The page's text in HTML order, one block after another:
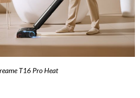
T16 Pro Heat